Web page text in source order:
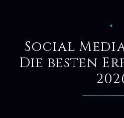
✦
Social
Die besten